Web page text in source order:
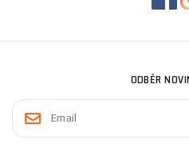
ODBĚR